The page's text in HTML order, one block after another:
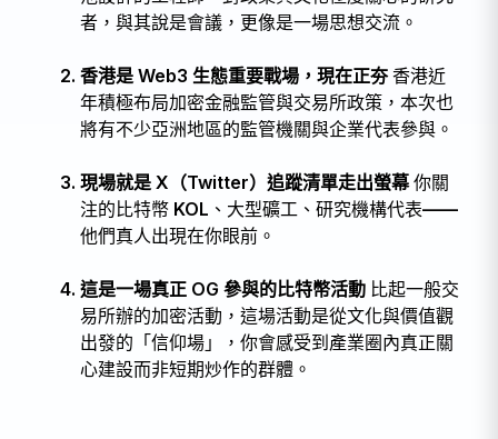
者，與其說是會議，更像是一場思想交流。
香港是 Web3 生態重要戰場，現在正夯香港近
年積極布局加密金融監管與交易所政策，本次也
將有不少亞洲地區的監管機關與企業代表參與。
現場就是 X（Twitter）追蹤清單走出螢幕你關
注的比特幣 KOL、大型礦工、研究機構代表——
他們真人出現在你眼前。
這是一場真正 OG 參與的比特幣活動 比起一般交
易所辦的加密活動，這場活動是從文化與價值觀
出發的「信仰場」，你會感受到產業圈內真正關
心建設而非短期炒作的群體。